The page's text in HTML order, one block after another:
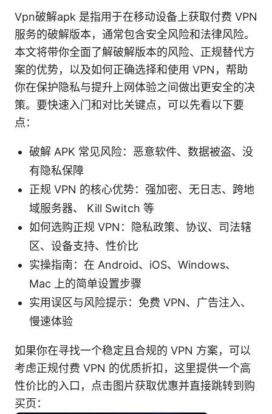
Vpn破解apk 是指用于在移动设备上获取付费 VPN
服务的破解版本，通常包含安全风险和法律风险。
本文将带你全面了解破解版本的风险、正规替代方
案的优势，以及如何正确选择和使用 VPN，帮助
你在保护隐私与提升上网体验之间做出更安全的决
策。要快速入门和对比关键点，可以先看以下要
点：
破解 APK 常见风险：恶意软件、数据被盗、没
有隐私保障
正规 VPN 的核心优势：强加密、无日志、跨地
域服务器、 Kill Switch 等
如何选购正规 VPN：隐私政策、协议、司法辖
区、设备支持、性价比
实操指南：在 Android、iOS、Windows、
Mac 上的简单设置步骤
实用误区与风险提示：免费 VPN、广告注入、
慢速体验
如果你在寻找一个稳定且合规的 VPN 方案，可以
考虑正规付费 VPN 的优质折扣，这里提供一个高
性价比的入口，点击图片获取优惠并直接跳转到购
买页：